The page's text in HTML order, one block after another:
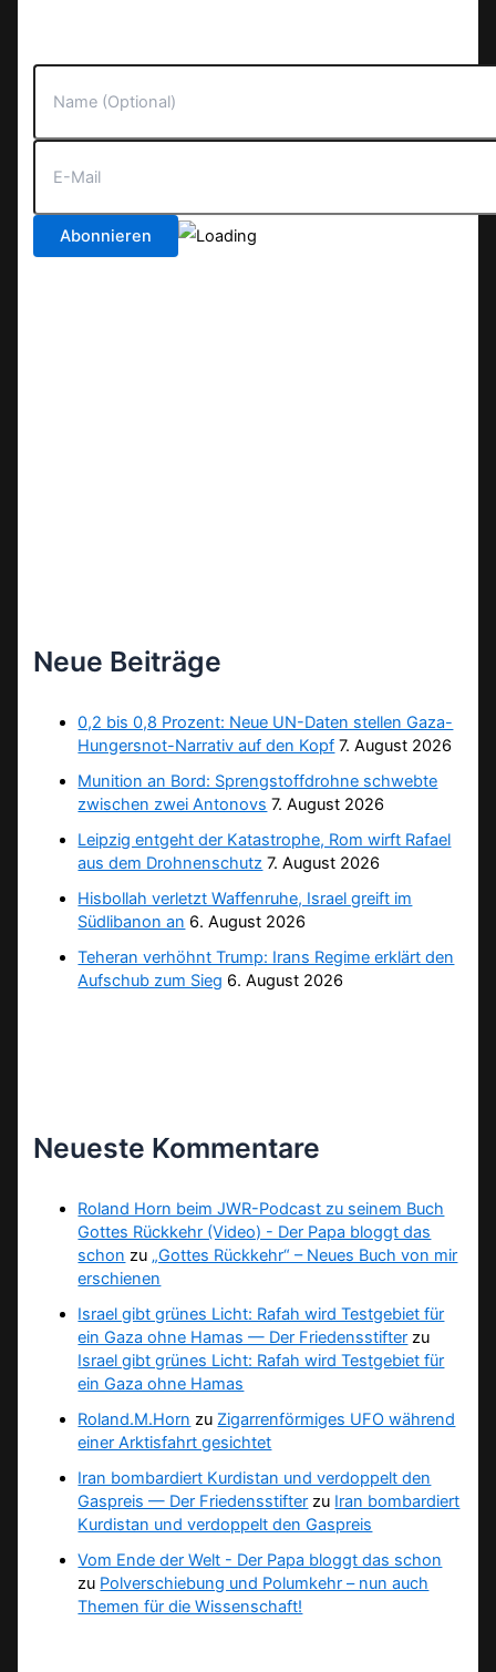
Neue Beiträge
0,2 bis 0,8 Prozent: Neue UN-Daten stellen Gaza-
Hungersnot-Narrativ auf den Kopf 7. August 2026
Munition an Bord: Sprengstoffdrohne schwebte
zwischen zwei Antonovs 7. August 2026
Leipzig entgeht der Katastrophe, Rom wirft Rafael
aus dem Drohnenschutz 7. August 2026
Hisbollah verletzt Waffenruhe, Israel greift im
Südlibanon an 6. August 2026
Teheran verhöhnt Trump: Irans Regime erklärt den
Aufschub zum Sieg 6. August 2026
Neueste Kommentare
Roland Horn beim JWR-Podcast zu seinem Buch
Gottes Rückkehr (Video) - Der Papa bloggt das
schon zu „Gottes Rückkehr“ – Neues Buch von mir
erschienen
Israel gibt grünes Licht: Rafah wird Testgebiet für
ein Gaza ohne Hamas — Der Friedensstifter zu
Israel gibt grünes Licht: Rafah wird Testgebiet für
ein Gaza ohne Hamas
Roland.M.Horn zu Zigarrenförmiges UFO während
einer Arktisfahrt gesichtet
Iran bombardiert Kurdistan und verdoppelt den
Gaspreis — Der Friedensstifter zu Iran bombardiert
Kurdistan und verdoppelt den Gaspreis
Vom Ende der Welt - Der Papa bloggt das schon
zu Polverschiebung und Polumkehr – nun auch
Themen für die Wissenschaft!